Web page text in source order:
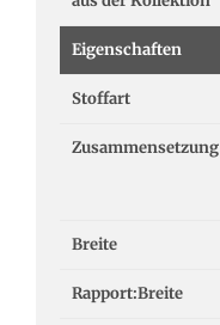
Eigenschaften
Stoffart
Zusammensetzung
Breite
Rapport:Breite